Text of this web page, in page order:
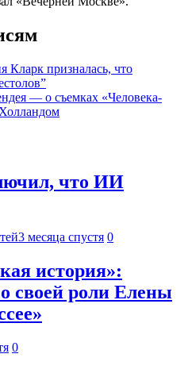
Кларк призналась, что
— о съемках «Человека-
что ИИ
3 месяца спустя 0
история»:
своей роли Елены
0